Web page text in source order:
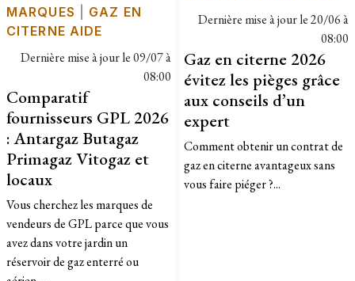
MARQUES
GAZ EN
CITERNE AIDE
Dernière mise à jour le09/07 à
08:00
Comparatif
fournisseurs GPL 2026
: Antargaz Butagaz
Primagaz Vitogaz et
locaux
Vous cherchez les marques de
vendeurs de GPL parce que vous
avez dans votre jardin un
réservoir de gaz enterré ou
Dernière mise à jour le20/06 à
08:00
Gaz en citerne 2026
évitez les pièges grâce
aux conseils d’un
expert
Comment obtenir un contrat de
gaz en citerne avantageux sans
vous faire piéger ?...